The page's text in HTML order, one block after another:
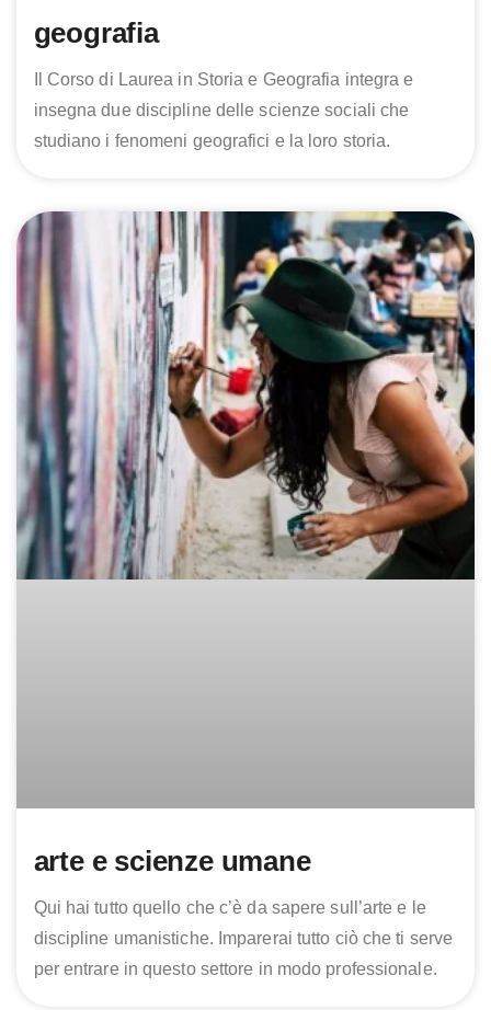
geografia
Il Corso di Laurea in Storia e Geografia integra e
insegna due discipline delle scienze sociali che
studiano i fenomeni geografici e la loro storia.
arte e scienze umane
Qui hai tutto quello che c’è da sapere sull’arte e le
discipline umanistiche. Imparerai tutto ciò che ti serve
per entrare in questo settore in modo professionale.